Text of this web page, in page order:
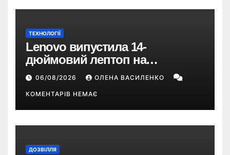
ТЕХНОЛОГІЇ
Lenovo випустила 14-
дюймовий лептоп на
Snapdragon X2 з автономністю
понад 33 години
06/08/2026 ОЛЕНА ВАСИЛЕНКО
КОМЕНТАРІВ НЕМАЄ
ДОЗВІЛЛЯ